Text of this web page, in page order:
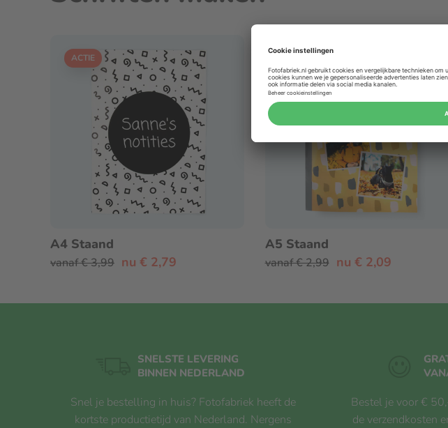
ACTIE
A4 Staand
vanaf € 3,99 nu € 2,79
A5 Staand
vanaf € 2,99 nu € 2,09
SNELSTE LEVERING
BINNEN NEDERLAND
Snel je bestelling in huis? Fotofabriek heeft de
kortste productietijd van Nederland. Nergens
Bestel je voor €
de verzendkosten